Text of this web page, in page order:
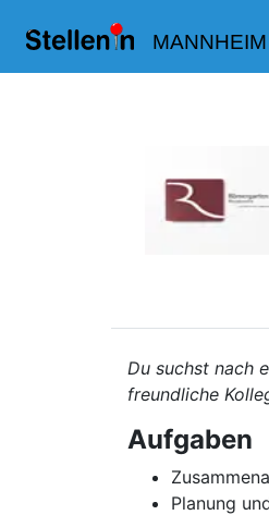
MANNHEIM
Du suchst nach
freundliche
Aufgaben
Planung